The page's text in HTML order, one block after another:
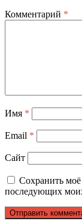
Комментарий *
Имя *
Email *
Сайт
Сохранить моё
последующих